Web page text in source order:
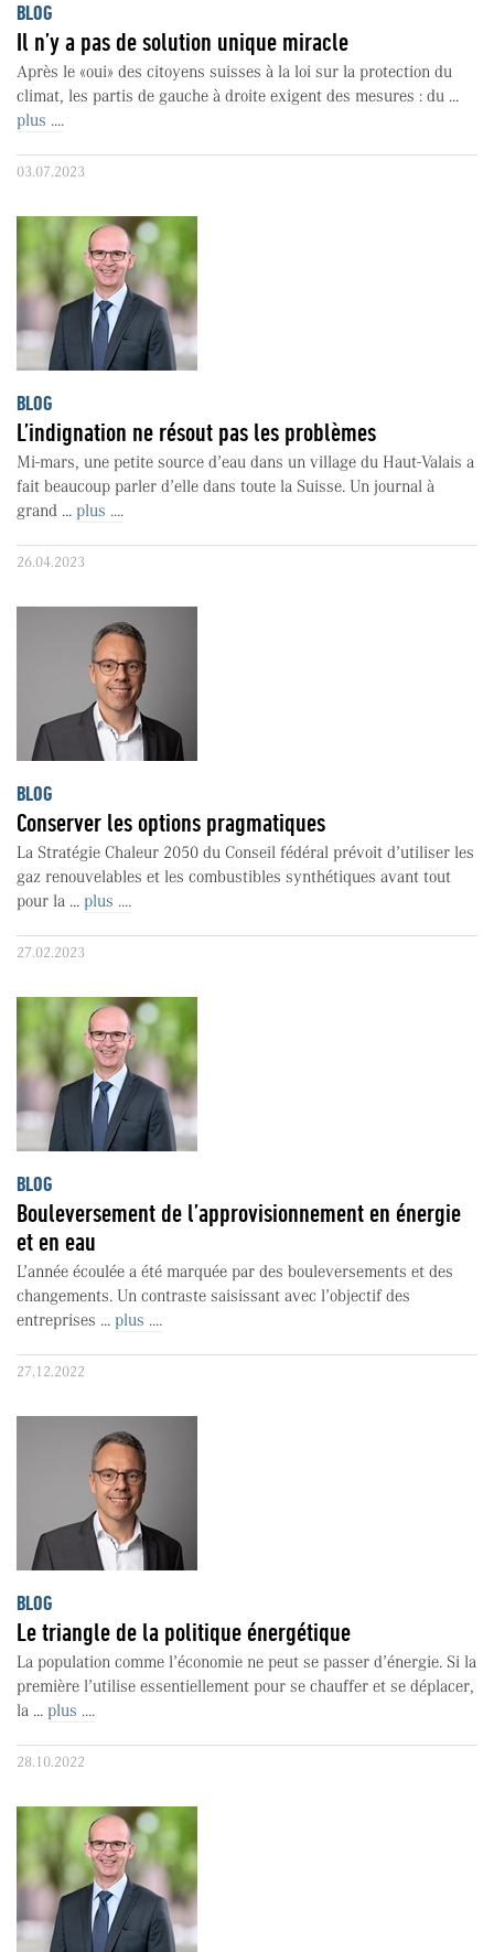
BLOG
Il n’y a pas de solution unique miracle
Après le «oui» des citoyens suisses à la loi sur la protection du
climat, les partis de gauche à droite exigent des mesures : du ...
plus ....
03.07.2023
BLOG
L’indignation ne résout pas les problèmes
Mi-mars, une petite source d’eau dans un village du Haut-Valais a
fait beaucoup parler d’elle dans toute la Suisse. Un journal à
grand ... plus ....
26.04.2023
BLOG
Conserver les options pragmatiques
La Stratégie Chaleur 2050 du Conseil fédéral prévoit d’utiliser les
gaz renouvelables et les combustibles synthétiques avant tout
pour la ... plus ....
27.02.2023
BLOG
Bouleversement de l’approvisionnement en énergie
et en eau
L’année écoulée a été marquée par des bouleversements et des
changements. Un contraste saisissant avec l’objectif des
entreprises ... plus ....
27.12.2022
BLOG
Le triangle de la politique énergétique
La population comme l’économie ne peut se passer d’énergie. Si la
première l’utilise essentiellement pour se chauffer et se déplacer,
la ... plus ....
28.10.2022